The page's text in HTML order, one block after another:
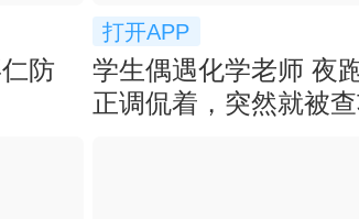
防
打开APP
学生偶遇化学老师 夜
正调侃着，突然就被